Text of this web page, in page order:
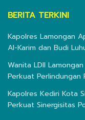
BERITA TERKINI
Kapolres Lamongan
Al-Karim dan Budi
Wanita LDII
Perkuat Perlindungan
Kapolres Kediri Kota
Perkuat Sinergisitas